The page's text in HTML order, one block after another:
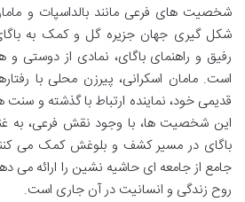
شخصیت های فرعی مانند بالداسپات و
شکل گیری جهان جزیره گل و کمک به باگای
رفیق و راهنمای باگای، نمادی از دوستی
است. مامان اسکرانی، پیرزن محلی با
قدیمی خود، نماینده ارتباط با گذشته و
این شخصیت ها، با وجود نقش فرعی، به
باگای در مسیر کشف و بلوغش کمک می
جامع از جامعه ای حاشیه نشین را ارائه می
روح زندگی و انسانیت در آن جاری است.